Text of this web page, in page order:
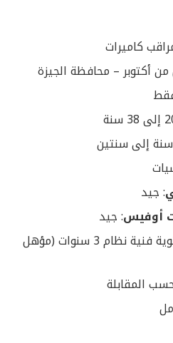
كاميرات
أكتوبر – محافظة الجيزة
إلى سنتين
: جيد
أوفيس: جيد
: ثانوية فنية نظام 3 سنوات (مؤهل
المقابلة